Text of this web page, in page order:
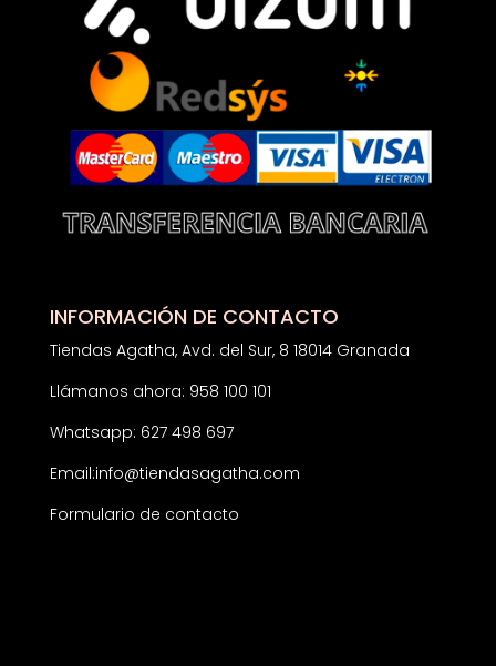
INFORMACIÓN DE CONTACTO
Tiendas Agatha, Avd. del Sur, 8 18014 Granada
Llámanos ahora: 958 100 101
Whatsapp: 627 498 697
Email:info@tiendasagatha.com
Formulario de contacto